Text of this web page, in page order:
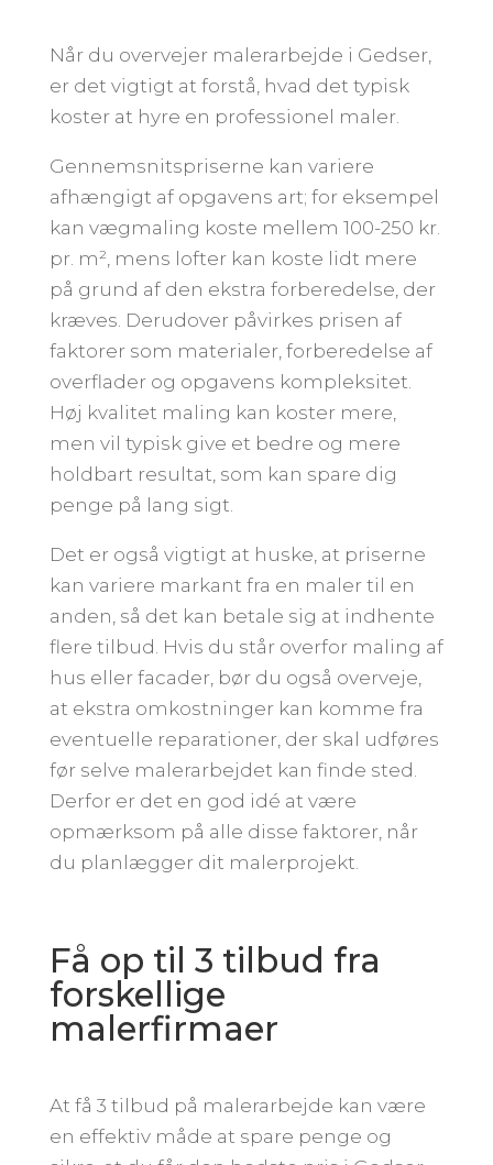
Når du overvejer malerarbejde i Gedser,
er det vigtigt at forstå, hvad det typisk
koster at hyre en professionel maler.
Gennemsnitspriserne kan variere
afhængigt af opgavens art; for eksempel
kan vægmaling koste mellem 100-250 kr.
pr. m², mens lofter kan koste lidt mere
på grund af den ekstra forberedelse, der
kræves. Derudover påvirkes prisen af
faktorer som materialer, forberedelse af
overflader og opgavens kompleksitet.
Høj kvalitet maling kan koster mere,
men vil typisk give et bedre og mere
holdbart resultat, som kan spare dig
penge på lang sigt.
Det er også vigtigt at huske, at priserne
kan variere markant fra en maler til en
anden, så det kan betale sig at indhente
flere tilbud. Hvis du står overfor maling af
hus eller facader, bør du også overveje,
at ekstra omkostninger kan komme fra
eventuelle reparationer, der skal udføres
før selve malerarbejdet kan finde sted.
Derfor er det en god idé at være
opmærksom på alle disse faktorer, når
du planlægger dit malerprojekt.
Få op til 3 tilbud fra
forskellige
malerfirmaer
At få 3 tilbud på malerarbejde kan være
en effektiv måde at spare penge og